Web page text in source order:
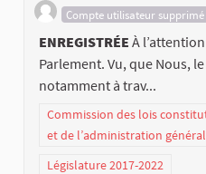
Compte utilisateur supprimé
ENREGISTRÉE À
Parlement. Vu, que Nous,
notamment à trav...
Commission des lois
et de l’administration
Législature 2017-2022